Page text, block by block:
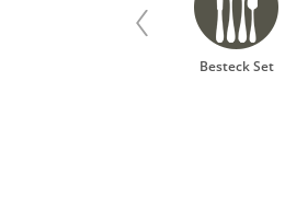
Besteck Set